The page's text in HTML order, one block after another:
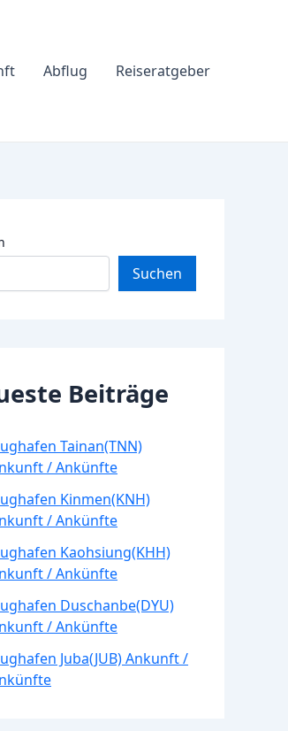
Abflug Reiseratgeber
Suchen
Beiträge
Tainan(TNN)
/ Ankünfte
Kinmen(KNH)
/ Ankünfte
Kaohsiung(KHH)
/ Ankünfte
Duschanbe(DYU)
/ Ankünfte
Juba(JUB) Ankunft /